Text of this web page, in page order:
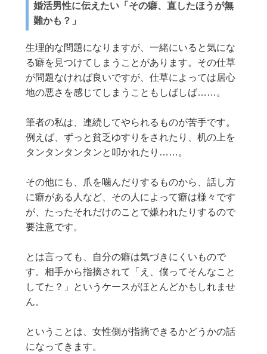
婚活男性に伝えたい「その癖、直したほうが無
難かも？」
生理的な問題になりますが、一緒にいると気にな
る癖を見つけてしまうことがあります。その仕草
が問題なければ良いですが、仕草によっては居心
地の悪さを感じてしまうこともしばしば……。
筆者の私は、連続してやられるものが苦手です。
例えば、ずっと貧乏ゆすりをされたり、机の上を
タンタンタンタンと叩かれたり……。
その他にも、爪を噛んだりするものから、話し方
に癖がある人など、その人によって癖は様々です
が、たったそれだけのことで嫌われたりするので
要注意です。
とは言っても、自分の癖は気づきにくいもので
す。相手から指摘されて「え、僕ってそんなこと
してた？」というケースがほとんどかもしれませ
ん。
ということは、女性側が指摘できるかどうかの話
になってきます。